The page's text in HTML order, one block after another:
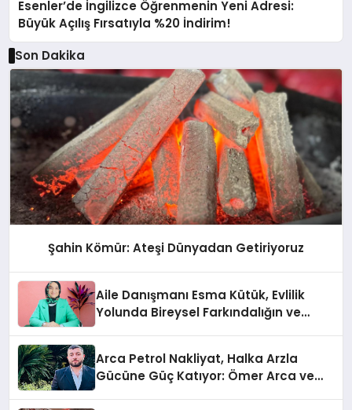
Esenler’de İngilizce Öğrenmenin Yeni Adresi:
Büyük Açılış Fırsatıyla %20 İndirim!
Son Dakika
Şahin Kömür: Ateşi Dünyadan Getiriyoruz
Aile Danışmanı Esma Kütük, Evlilik
Yolunda Bireysel Farkındalığın ve
Arca Petrol Nakliyat, Halka Arzla
Gücüne Güç Katıyor: Ömer Arca ve